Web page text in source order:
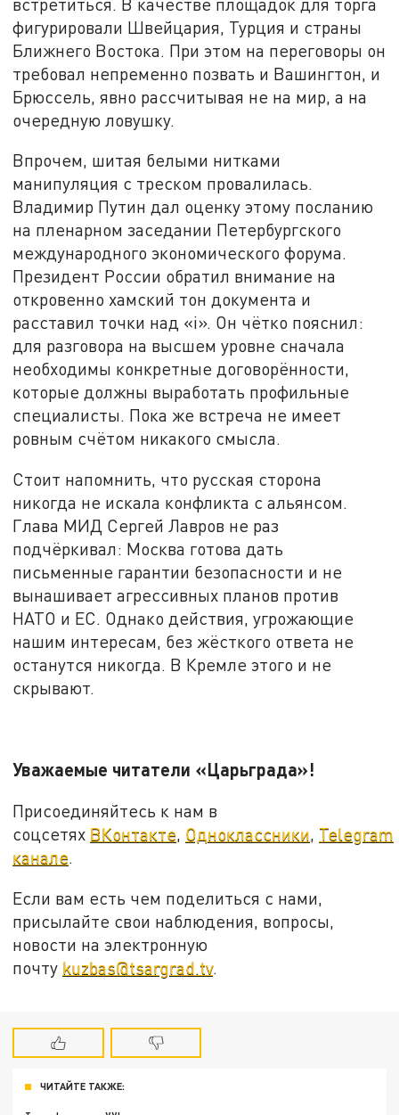
фигурировали Швейцария, Турция и страны
Ближнего Востока. При этом на переговоры он
требовал непременно позвать и Вашингтон, и
Брюссель, явно рассчитывая не на мир, а на
очередную ловушку.
Впрочем, шитая белыми нитками
манипуляция с треском провалилась.
Владимир Путин дал оценку этому посланию
на пленарном заседании Петербургского
международного экономического форума.
Президент России обратил внимание на
откровенно хамский тон документа и
расставил точки над «i». Он чётко пояснил:
для разговора на высшем уровне сначала
необходимы конкретные договорённости,
которые должны выработать профильные
специалисты. Пока же встреча не имеет
ровным счётом никакого смысла.
Стоит напомнить, что русская сторона
никогда не искала конфликта с альянсом.
Глава МИД Сергей Лавров не раз
подчёркивал: Москва готова дать
письменные гарантии безопасности и не
вынашивает агрессивных планов против
НАТО и ЕС. Однако действия, угрожающие
нашим интересам, без жёсткого ответа не
останутся никогда. В Кремле этого и не
скрывают.
Уважаемые читатели «Царьграда»!
Присоединяйтесь к нам в
соцсетях ВКонтакте, Одноклассники, Telegram
канале.
Если вам есть чем поделиться с нами,
присылайте свои наблюдения, вопросы,
новости на электронную
почту kuzbas@tsargrad.tv.
ЧИТАЙТЕ ТАКЖЕ: